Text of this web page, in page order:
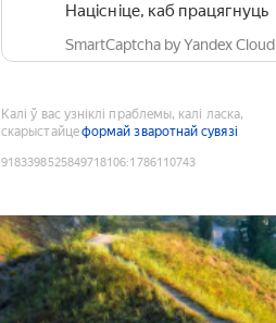
Націсніце, каб працягнуць
SmartCaptcha by Yandex Cloud
Калі ў вас узніклі праблемы, калі ласка,
скарыстайцеформай зваротнай сувязі
9183398525849718106:1786110743